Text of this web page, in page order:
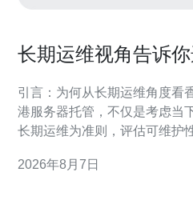
长期运维视角告诉
引言：为何从长期运维角度看香港
港服务器托管，不仅是考虑当
长期运维为准则，评估可维护
本，确保业务稳定与用户体验。 长期价值：香港节点
2026年8月7日